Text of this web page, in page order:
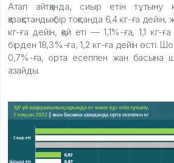
Атап айтқанда, сиыр етін тұтыну
қазақстандық бір тоқсанда 6,4 кг-ға
кг-ға дейін, қой еті — 1,1%-ға, 1,1 кг-
бірден 18,3%-ға, 1,2 кг-ға дейін өсті.
0,7%-ға, орта есеппен жан басына
азайды.